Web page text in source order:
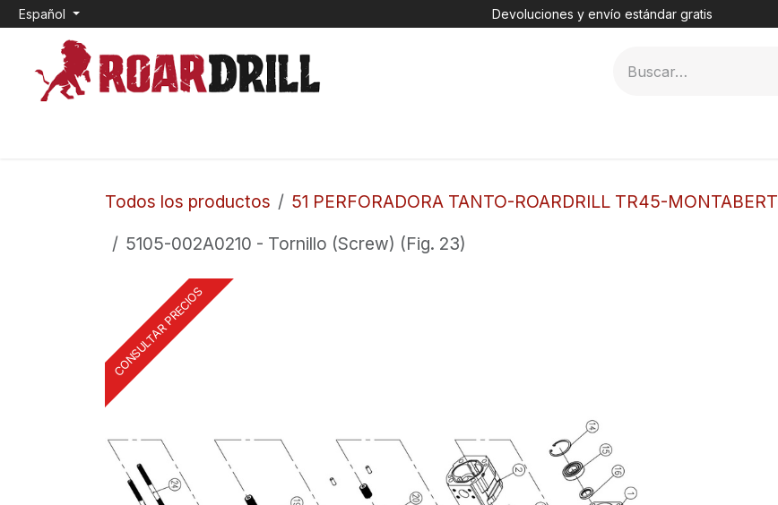
Ir al contenido
Español Devoluciones y envío estándar gratis
Todos los productos 51 PERFORADORA TANTO-ROARDRILL TR45-MONTABERT
5105-002A0210 - Tornillo (Screw) (Fig. 23)
CONSULTAR PRECIOS
CONSULTAR PRECIOS